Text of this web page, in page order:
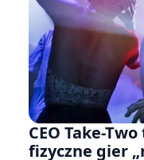
CEO Take-
fizyczne gier